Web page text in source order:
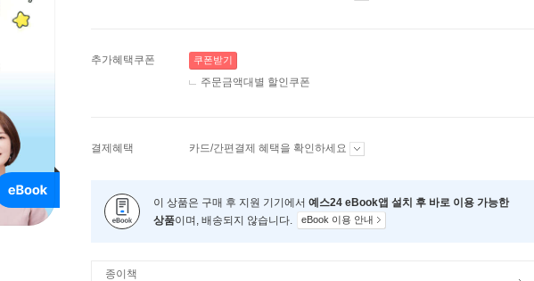
추가혜택쿠폰 쿠폰받기
주문금액대별 할인쿠폰
결제혜택 카드/간편결제 혜택을 확인하세요
이 상품은 구매 후 지원 기기에서 예스24 eBook앱 설치 후 바로 이용 가능한
상품이며, 배송되지 않습니다. eBook 이용 안내
종이책